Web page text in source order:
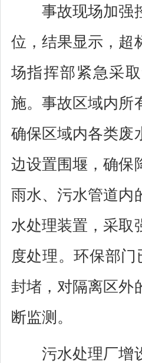
事故现场加强控
位，结果显示，超
场指挥部紧急采
施。事故区域内所
确保区域内各类废
边设置围堰，确保
雨水、污水管道内
水处理装置，采取
度处理。环保部
封堵，对隔离区外
断监测。
污水处理厂增设